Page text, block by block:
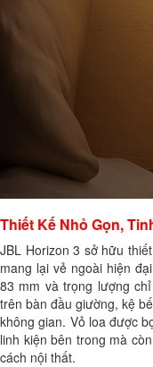
Thiết Kế Nhỏ Gọn,
JBL Horizon 3 sở hữu
mang lại vẻ ngoài hiện
83 mm và trọng lượng
trên bàn đầu giường, kệ
không gian. Vỏ loa được
linh kiện bên trong mà
cách nội thất.